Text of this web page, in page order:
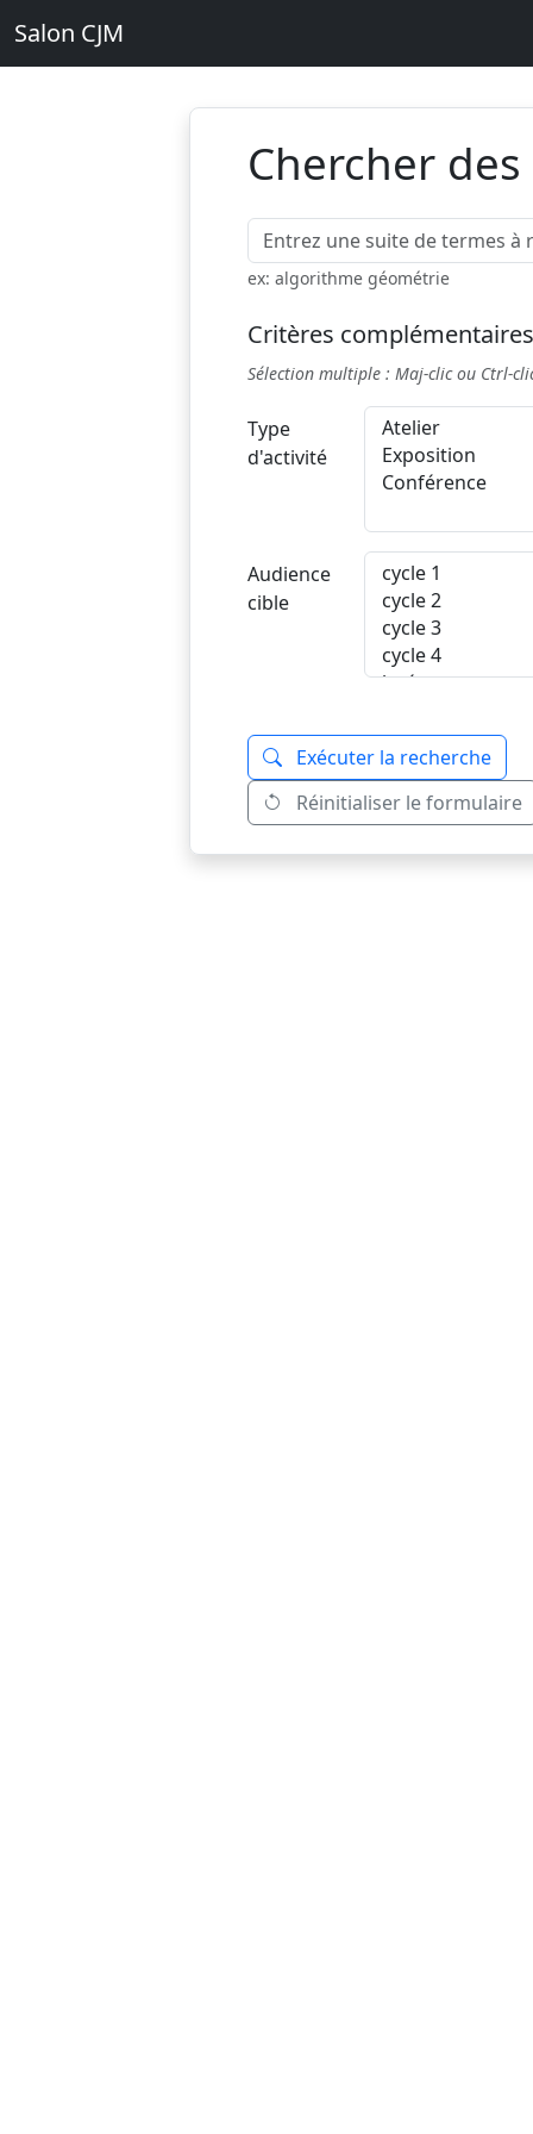
Salon CJM
Chercher
Rechercher
ex: algorithme géométrie
Critères complémentaires
Sélection multiple : Maj-clic ou Ctrl-
Type
d'activité
Audience
cible
Exécuter la recherche
Réinitialiser le formulaire